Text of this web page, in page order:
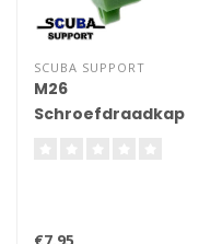
SCUBA SUPPORT
M26
Schroefdraadkap